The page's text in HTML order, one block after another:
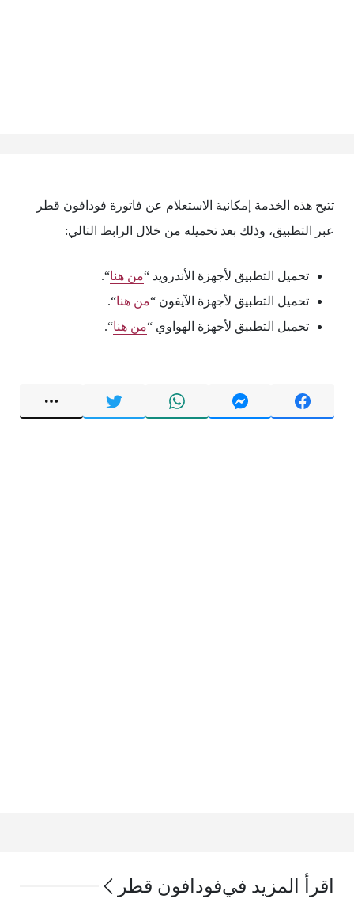
تتيح هذه الخدمة إمكانية الاستعلام عن فاتورة فودافون قطر
عبر التطبيق، وذلك بعد تحميله من خلال الرابط التالي:
تحميل التطبيق لأجهزة الأندرويد “من هنا“.
تحميل التطبيق لأجهزة الآيفون “من هنا“.
تحميل التطبيق لأجهزة الهواوي “من هنا“.
اقرأ المزيد فيفودافون قطر